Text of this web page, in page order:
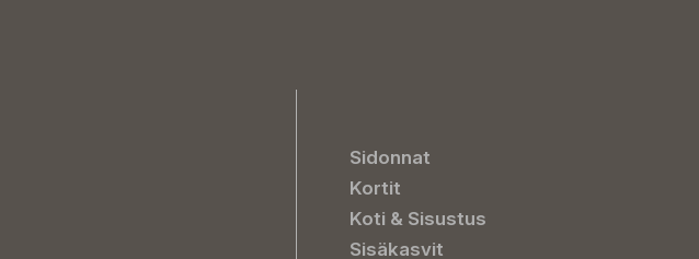
Sidonnat
Kortit
Koti & Sisustus
Sisäkasvit